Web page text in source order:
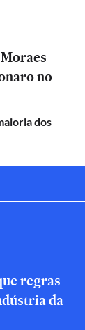
no
dos
regras
da